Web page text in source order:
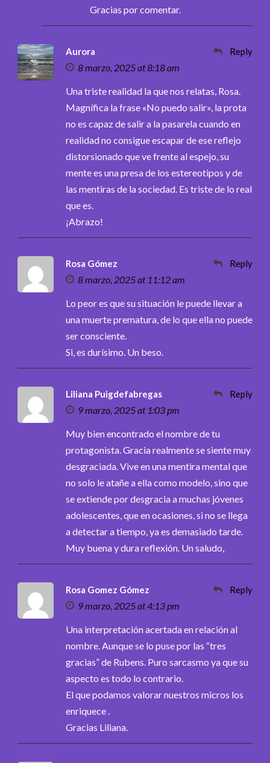
Gracias por comentar.
Aurora
8 marzo, 2025 at 8:18 am
Reply
Una triste realidad la que nos relatas, Rosa.
Magnífica la frase «No puedo salir», la prota
no es capaz de salir a la pasarela cuando en
realidad no consigue escapar de ese reflejo
distorsionado que ve frente al espejo, su
mente es una presa de los estereotipos y de
las mentiras de la sociedad. Es triste de lo real
que es.
¡Abrazo!
Rosa Gómez
8 marzo, 2025 at 11:12 am
Reply
Lo peor es que su situación le puede llevar a
una muerte prematura, de lo que ella no puede
ser consciente.
Si, es durísimo. Un beso.
Liliana Puigdefabregas
9 marzo, 2025 at 1:03 pm
Reply
Muy bien encontrado el nombre de tu
protagonista. Gracia realmente se siente muy
desgraciada. Vive en una mentira mental que
no solo le atañe a ella como modelo, sino que
se extiende por desgracia a muchas jóvenes
adolescentes, que en ocasiones, si no se llega
a detectar a tiempo, ya es demasiado tarde.
Muy buena y dura reflexión. Un saludo,
Rosa Gomez Gómez
9 marzo, 2025 at 4:13 pm
Reply
Una interpretación acertada en relación al
nombre. Aunque se lo puse por las “tres
gracias” de Rubens. Puro sarcasmo ya que su
aspecto es todo lo contrario.
El que podamos valorar nuestros micros los
enriquece .
Gracias Liliana.